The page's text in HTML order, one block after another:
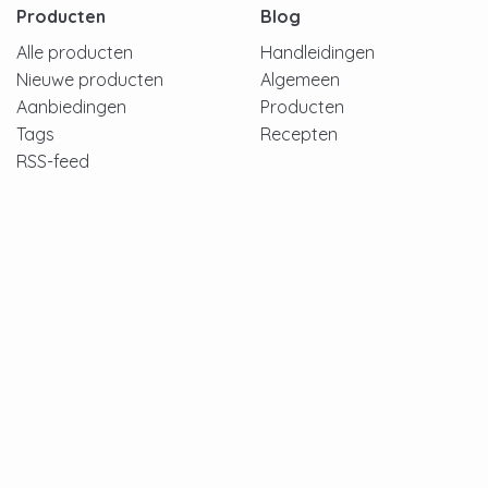
Producten
Alle producten
Nieuwe producten
Aanbiedingen
Tags
RSS-feed
Blog
Handleidingen
Algemeen
Producten
Recepten